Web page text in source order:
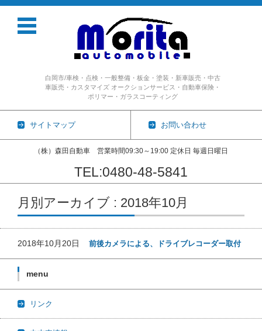
白岡市/車検・点検・一般整備・板金・塗装・新車販売・中古
車販売・カスタマイズ オークションサービス・自動車保険・
ポリマー・ガラスコーティング
サイトマップ お問い合わせ
（株）森田自動車 営業時間09:30～19:00 定休日 毎週日曜日
TEL:0480-48-5841
コンテンツに移動
月別アーカイブ : 2018年10月
2018年10月20日 前後カメラによる、ドライブレコーダー取付
menu
リンク